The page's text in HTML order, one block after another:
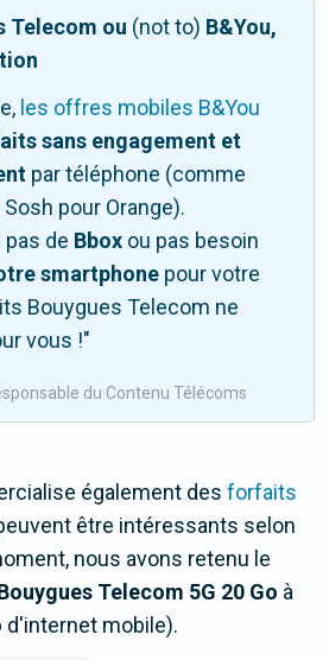
Telecom ou (not to) B&You,
les offres mobiles B&You
sans engagement et
par téléphone (comme
Sosh pour Orange).
pas de Bbox ou pas besoin
smartphone pour votre
Bouygues Telecom ne
vous !"
du Contenu Télécoms
également des forfaits
être intéressants selon
nous avons retenu le
Telecom 5G 20 Go à
d'internet mobile).